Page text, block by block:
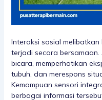
Interaksi sosial
terjadi secara
bicara, memperhatikan
tubuh, dan merespons
Kemampuan sensori
berbagai informasi